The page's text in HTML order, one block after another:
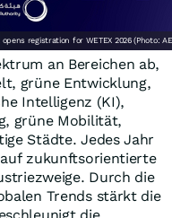
opens registration for WETEX 2026 (Photo:
an Bereichen ab,
grüne Entwicklung,
Intelligenz (KI),
grüne Mobilität,
Städte. Jedes Jahr
zukunftsorientierte
Durch die
Trends stärkt die